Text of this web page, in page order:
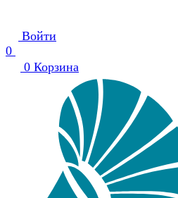
Войти
0
0 Корзина